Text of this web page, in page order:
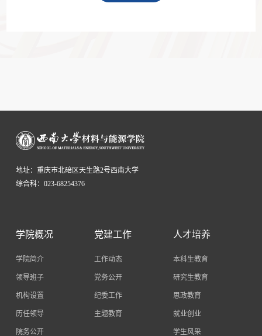
地址：重庆市北碚区天生路2号西南大学
综合科：023-68254376
学院概况
学院简介
领导班子
机构设置
历任领导
院务公开
党建工作
工作动态
党务公开
纪委工作
主题教育
人才培养
本科生教育
研究生教育
思政教育
就业创业
学生风采